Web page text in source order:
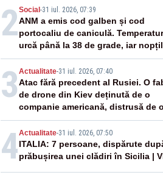
2Social-31 iul. 2026, 07:39
ANM a emis cod galben și cod
portocaliu de caniculă.
urcă până la 38 de grade, iar
devin tropicale
3 Actualitate-31 iul. 2026, 07:40
Atac fără precedent al Rusiei. O
de drone din Kiev deținută de o
companie americană, distrusă de o
rachetă rusească
4Actualitate-31 iul. 2026, 07:50
ITALIA: 7 persoane, dispărute
prăbușirea unei clădiri în Sicilia |